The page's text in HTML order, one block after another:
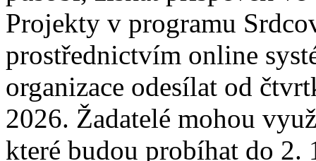
Projekty v programu
prostřednictvím online
organizace odesílat od
2026. Žadatelé mohou
které budou probíhat do 2.